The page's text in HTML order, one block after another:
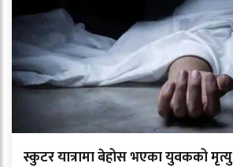
स्कुटर यात्रामा बेहोस भएका युवकको मृत्यु